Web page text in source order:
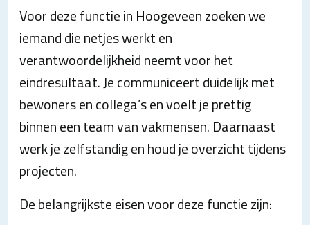
Voor deze functie in Hoogeveen zoeken we
iemand die netjes werkt en
verantwoordelijkheid neemt voor het
eindresultaat. Je communiceert duidelijk met
bewoners en collega’s en voelt je prettig
binnen een team van vakmensen. Daarnaast
werk je zelfstandig en houd je overzicht tijdens
projecten.
De belangrijkste eisen voor deze functie zijn: